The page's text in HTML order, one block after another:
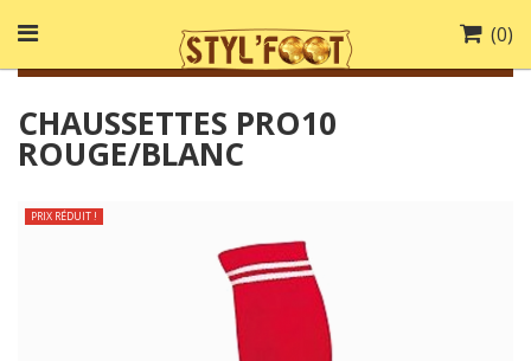
(0)
CHAUSSETTES PRO10
ROUGE/BLANC
PRIX RÉDUIT !